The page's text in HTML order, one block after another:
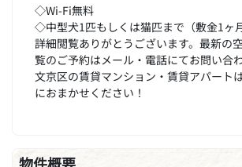
◇Wi-Fi無料
◇中型犬1匹もしくは猫匹まで（敷金1ヶ
詳細閲覧ありがとうございます。最新の
覧のご予約はメール・電話にてお問い合
文京区の賃貸マンション・賃貸アパート
におまかせください！